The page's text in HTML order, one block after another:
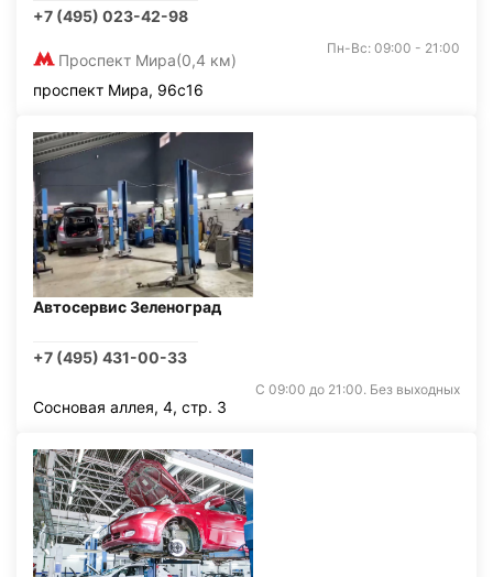
+7 (495) 023-42-98
Проспект Мира(0,4 км)
Пн-Вс: 09:00 - 21:00
проспект Мира, 96с16
Автосервис Зеленоград
+7 (495) 431-00-33
С 09:00 до 21:00. Без выходных
Сосновая аллея, 4, стр. 3